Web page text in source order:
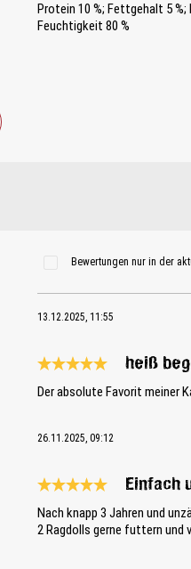
Protein 10 %; Fettgehalt 5 %;
Feuchtigkeit 80 %
Bewertungen nur in der
13.12.2025, 11:55
heiß
Der absolute Favorit meiner
26.11.2025, 09:12
Einfach
Nach knapp 3 Jahren und
2 Ragdolls gerne futtern und